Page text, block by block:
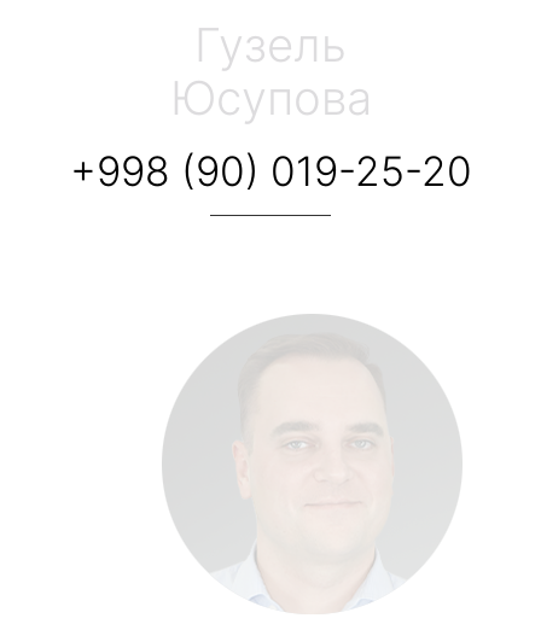
Гузель
Юсупова
+998 (90) 019-25-20